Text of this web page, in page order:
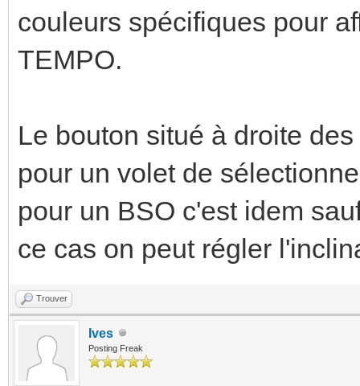
couleurs spécifiques pour
TEMPO.
Le bouton situé à droite
pour un volet de
pour un BSO c'est idem
ce cas on peut régler
Trouver
Ives
Posting Freak